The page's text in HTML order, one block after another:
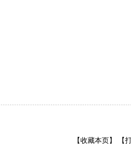
【收藏本页】
【